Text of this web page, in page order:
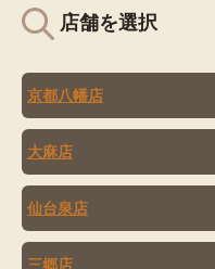
店舗を選択
京都八幡店
大麻店
仙台泉店